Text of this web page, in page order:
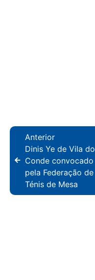
Anterior
Dinis Ye de Vila do
Conde convocado
pela Federação de
Ténis de Mesa